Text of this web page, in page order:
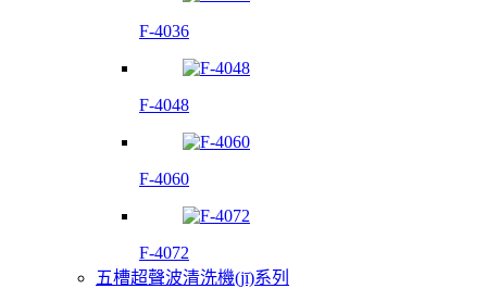
F-4036
F-4048
F-4060
F-4072
五槽超聲波清洗機(jī)系列